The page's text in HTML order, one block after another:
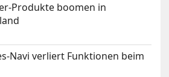
Produkte boomen in
Navi verliert Funktionen beim